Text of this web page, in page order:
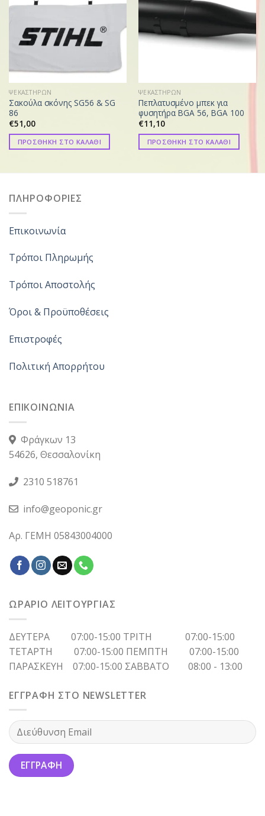
ΨΕΚΑΣΤΗΡΩΝ
Σακούλα σκόνης SG56 & SG
86
€51,00
ΠΡΟΣΘΗΚΗ ΣΤΟ ΚΑΛΑΘΙ
ΨΕΚΑΣΤΗΡΩΝ
Πεπλατυσμένο μπεκ για
φυσητήρα BGA 56, BGA 100
€11,10
ΠΡΟΣΘΗΚΗ ΣΤΟ ΚΑΛΑΘΙ
ΠΛΗΡΟΦΟΡΙΕΣ
Επικοινωνία
Τρόποι Πληρωμής
Τρόποι Αποστολής
Όροι & Προϋποθέσεις
Επιστροφές
Πολιτική Απορρήτου
ΕΠΙΚΟΙΝΩΝΙΑ
Φράγκων 13
54626, Θεσσαλονίκη
2310 518761
info@geoponic.gr
Αρ. ΓΕΜΗ 05843004000
ΩΡΑΡΙΟ ΛΕΙΤΟΥΡΓΙΑΣ
ΔΕΥΤΕΡΑ 07:00-15:00 ΤΡΙΤΗ 07:00-15:00
ΤΕΤΑΡΤΗ 07:00-15:00 ΠΕΜΠΤΗ 07:00-15:00
ΠΑΡΑΣΚΕΥΗ 07:00-15:00 ΣΑΒΒΑΤΟ 08:00 - 13:00
ΕΓΓΡΑΦΗ ΣΤΟ NEWSLETTER